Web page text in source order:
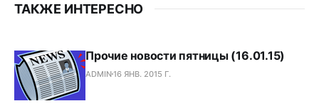
ТАКЖЕ ИНТЕРЕСНО
Прочие новости пятницы (16.01.15)
ADMIN16 ЯНВ. 2015 Г.